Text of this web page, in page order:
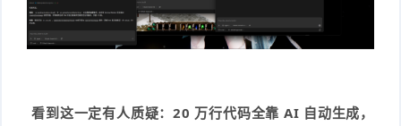
看到这一定有人质疑：20 万行代码全靠 AI 自动生成，